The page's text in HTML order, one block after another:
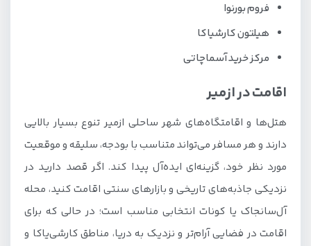
فروم بورنوا
هیلتون کارشیاکا
مرکز خرید آسماچاتی
اقامت در ازمیر
هتل‌ها و اقامتگاه‌های شهر ساحلی ازمیر تنوع بسیار بالایی
دارند و هر مسافر می‌تواند متناسب با بودجه، سلیقه و موقعیت
مورد نظر خود، گزینه‌ای ایده‌آل پیدا کند. اگر قصد دارید در
نزدیکی جاذبه‌های تاریخی و بازارهای سنتی اقامت کنید، محله
آل‌سانجاک یا کونات انتخابی مناسب است؛ در حالی که برای
اقامت در فضایی آرام‌تر و نزدیک به دریا، مناطق کارشی‌یاکا و